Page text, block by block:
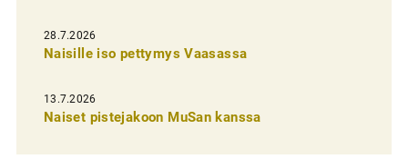
n
s
e
l
28.7.2026
Naisille iso pettymys Vaasassa
13.7.2026
Naiset pistejakoon MuSan kanssa